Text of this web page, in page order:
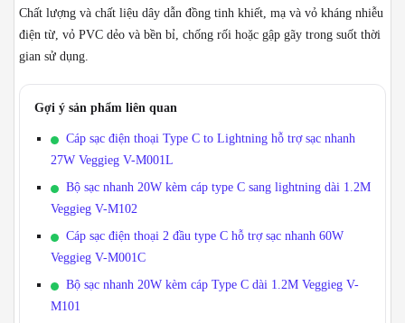
Chất lượng và chất liệu dây dẫn đồng tinh khiết, mạ và vỏ kháng nhiễu
điện từ, vỏ PVC dẻo và bền bỉ, chống rối hoặc gập gãy trong suốt thời
gian sử dụng.
Gợi ý sản phẩm liên quan
Cáp sạc điện thoại Type C to Lightning hỗ trợ sạc nhanh
27W Veggieg V-M001L
Bộ sạc nhanh 20W kèm cáp type C sang lightning dài 1.2M
Veggieg V-M102
Cáp sạc điện thoại 2 đầu type C hỗ trợ sạc nhanh 60W
Veggieg V-M001C
Bộ sạc nhanh 20W kèm cáp Type C dài 1.2M Veggieg V-
M101